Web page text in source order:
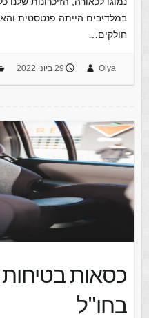
במלדיבים הייתה פנטסטית
חולקים…
Olya 29 ביוני 2022
כסאות
בחו"ל